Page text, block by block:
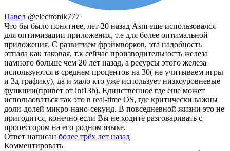
Павел @electronik777
Что бы было понятнее, лет 20 назад Asm еще использовался
для оптимизации приложения, т.е для более оптимальной
приложения. С развитием фрэймворков, эта надобность
отпала как таковая, т.к сейчас производительность железа
намного больше чем 20 лет назад, а ресурсы этого железа
используются в среднем процентов на 30( не учитываем игры
и 3д графику), да и мало кто уже использует низкоуровневые
функции(привет от int13h). Единственное где еще может
использоваться так это в real-time OS, где критически важны
доли-долей микро-нано-секунд. В повседневной жизни это не
пригодится, конечно если Вы не ходите разговаривать с
процессором на его родном языке.
Ответ написан более трёх лет назад
Комментировать